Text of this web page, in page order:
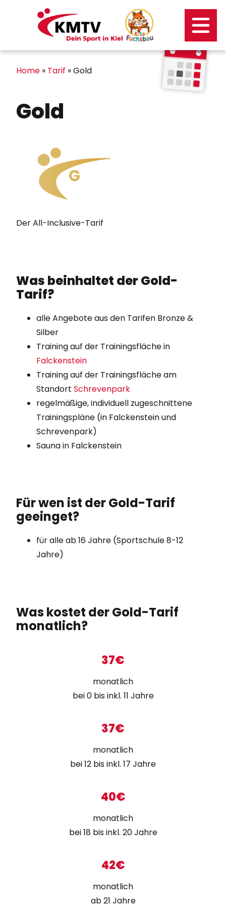
Mitgliederportal
Home » Tarif »Gold
Gold
Der All-Inclusive-Tarif
Was beinhaltet der Gold-
Tarif?
alle Angebote aus den Tarifen Bronze &
Silber
Training auf der Trainingsfläche in
Falckenstein
Training auf der Trainingsfläche am
Standort Schrevenpark
regelmäßige, individuell zugeschnittene
Trainingspläne (in Falckenstein und
Schrevenpark)
Sauna in Falckenstein
Für wen ist der Gold-Tarif
geeinget?
für alle ab 16 Jahre (Sportschule 8-12
Jahre)
Was kostet der Gold-Tarif
monatlich?
37€
monatlich
bei 0 bis inkl. 11 Jahre
37€
monatlich
bei 12 bis inkl. 17 Jahre
40€
monatlich
bei 18 bis inkl. 20 Jahre
42€
monatlich
ab 21 Jahre